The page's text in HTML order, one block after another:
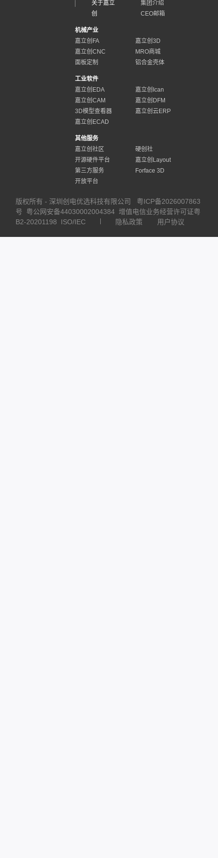
关于嘉立
创
集团介绍
CEO邮箱
机械产业
嘉立创FA
嘉立创3D
嘉立创CNC
MRO商城
面板定制
铝合金壳体
工业软件
嘉立创EDA
嘉立创Ican
嘉立创CAM
嘉立创DFM
3D模型查看器
嘉立创云ERP
嘉立创ECAD
其他服务
嘉立创社区
硬创社
开源硬件平台
嘉立创Layout
第三方服务
Forface 3D
开放平台
版权所有 - 深圳创电优选科技有限公司
粤ICP备2026007863
号
粤公网安备44030002004384 增值电信业务经营许可证粤
B2-20201198
ISO/IEC 隐私政策 用户协议